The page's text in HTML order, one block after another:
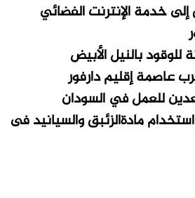
إلى خدمة الإنترنت الفضائي
بالنيل الأبيض
عاصمة إقليم دارفور
للعمل في السودان
مادةالزئبق والسيانيد فى